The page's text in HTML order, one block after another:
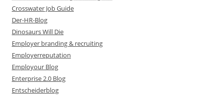
Crosswater Job Guide
Der-HR-Blog
Dinosaurs Will Die
Employer branding & recruiting
Employerreputation
Employour Blog
Enterprise 2.0 Blog
Entscheiderblog